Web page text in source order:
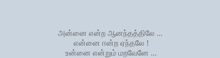
அன்னை என்ற ஆனந்தத்திலே ...
என்னை ஈன்ற ஏந்தலே !
உன்னை என்றும் மறவேனே ...